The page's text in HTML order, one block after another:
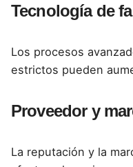
Tecnología de
Los procesos
estrictos pueden
Proveedor y
La reputación y la